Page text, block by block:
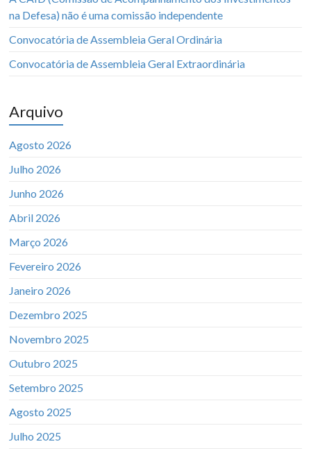
na Defesa) não é uma comissão independente
Convocatória de Assembleia Geral Ordinária
Convocatória de Assembleia Geral Extraordinária
Arquivo
Agosto 2026
Julho 2026
Junho 2026
Abril 2026
Março 2026
Fevereiro 2026
Janeiro 2026
Dezembro 2025
Novembro 2025
Outubro 2025
Setembro 2025
Agosto 2025
Julho 2025